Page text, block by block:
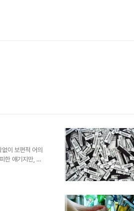
이 보편적 어의
한 얘기지만, 한
은 선생님 한 분
다. 분명 "사모